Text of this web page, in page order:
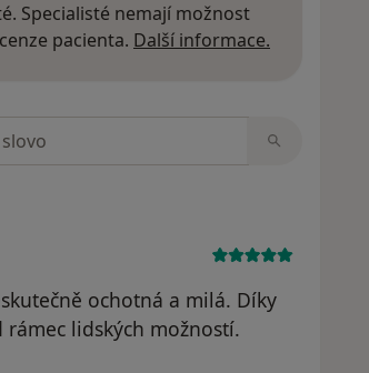
Specialisté nemají možnost
pacienta. Další informace.
ochotná a milá. Díky
lidských možností.